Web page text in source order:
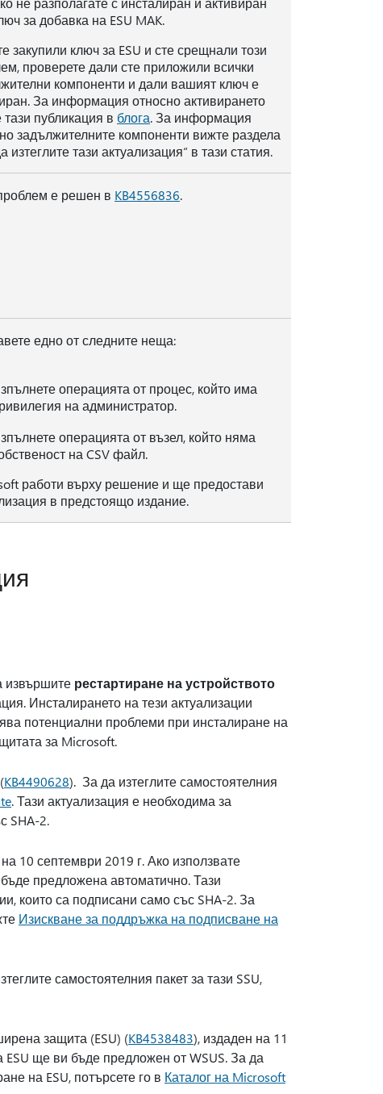
за добавка на ESU MAK.
закупили ключ за ESU и сте срещнали този
проверете дали сте приложили всички
компоненти и дали вашият ключ е
За информация относно активирането
тази публикация в блога. За информация
задължителните компоненти вижте раздела
изтеглите тази актуализация“ в тази статия.
е решен в KB4556836.
едно от следните неща:
операцията от процес, който има
на администратор.
операцията от възел, който няма
на CSV файл.
работи върху решение и ще предостави
в предстоящо издание.
извършите рестартиране на устройството
Инсталирането на тези актуализации
потенциални проблеми при инсталиране на
за Microsoft.
KB4490628). За да изтеглите самостоятелния
. Тази актуализация е необходима за
SHA-2.
10 септември 2019 г. Ако използвате
предложена автоматично. Тази
които са подписани само със SHA-2. За
Изискване за поддръжка на подписване на
самостоятелния пакет за тази SSU,
защита (ESU) (KB4538483), издаден на 11
ще ви бъде предложен от WSUS. За да
на ESU, потърсете го в Каталог на Microsoft